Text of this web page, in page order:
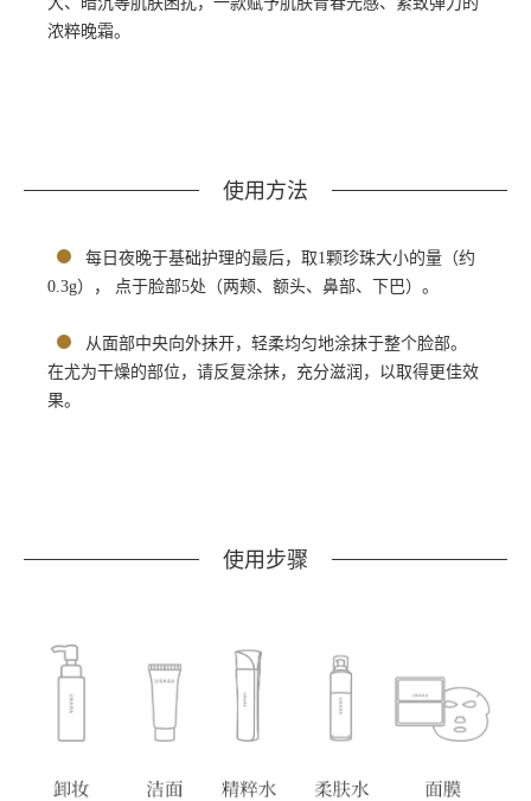
浓粹晚霜。
使用方法
每日夜晚于基础护理的最后，取1颗珍珠大小的量（约
0.3g）， 点于脸部5处（两颊、额头、鼻部、下巴）。
从面部中央向外抹开，轻柔均匀地涂抹于整个脸部。
在尤为干燥的部位，请反复涂抹，充分滋润，以取得更佳效
果。
使用步骤